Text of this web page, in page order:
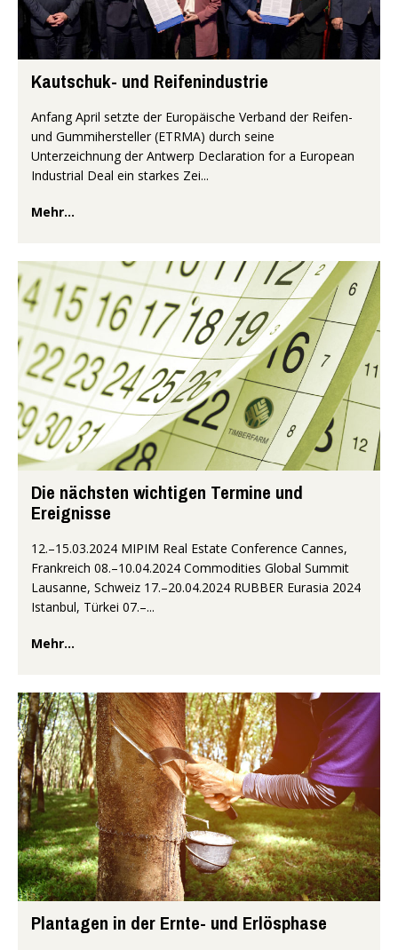
Kautschuk- und Reifenindustrie
Anfang April setzte der Europäische Verband der Reifen-
und Gummihersteller (ETRMA) durch seine
Unterzeichnung der Antwerp Declaration for a European
Industrial Deal ein starkes Zei...
Mehr...
Die nächsten wichtigen Termine und
Ereignisse
12.–15.03.2024 MIPIM Real Estate Conference Cannes,
Frankreich 08.–10.04.2024 Commodities Global Summit
Lausanne, Schweiz 17.–20.04.2024 RUBBER Eurasia 2024
Istanbul, Türkei 07.–...
Mehr...
Plantagen in der Ernte- und Erlösphase